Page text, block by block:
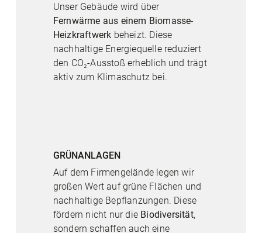
Unser Gebäude wird über
Fernwärme aus einem Biomasse-
Heizkraftwerk beheizt. Diese
nachhaltige Energiequelle reduziert
den CO₂-Ausstoß erheblich und trägt
aktiv zum Klimaschutz bei.
GRÜNANLAGEN
Auf dem Firmengelände legen wir
großen Wert auf grüne Flächen und
nachhaltige Bepflanzungen. Diese
fördern nicht nur die Biodiversität,
sondern schaffen auch eine